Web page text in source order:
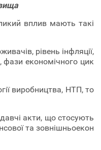
вплив мають такі
рівень інфляції,
фази економічного цик
виробництва, НТП, то
акти, що стосують
та зовнішньоекон